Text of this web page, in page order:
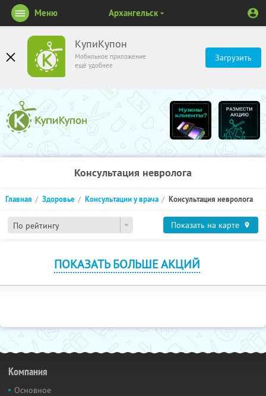
КупиКупон
Мобильное приложение
ещё удобнее
Загрузить
Меню Архангельск
Консультация невролога
По рейтингу
Главная Здоровье Консультации у врача Консультация невролога
Показать на карте
ПОКАЗАТЬ БОЛЬШЕ АКЦИЙ
Компания
Основное